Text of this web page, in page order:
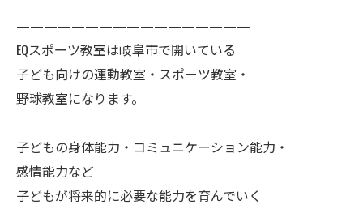
—————————————————
EQスポーツ教室は岐阜市で開いている
子ども向けの運動教室・スポーツ教室・
野球教室になります。
子どもの身体能力・コミュニケーション能力・
感情能力など
子どもが将来的に必要な能力を育んでいく